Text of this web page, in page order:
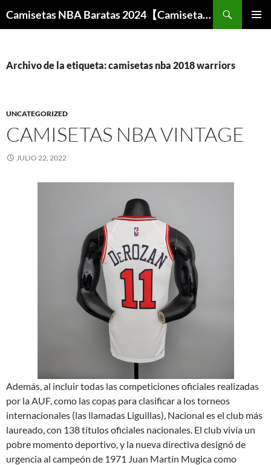
Camisetas NBA Baratas 2024【Camisetas Especiales Baloncesto】
Archivo de la etiqueta: camisetas nba 2018 warriors
UNCATEGORIZED
CAMISETAS NBA VINTAGE
JULIO 22, 2022
Además, al incluir todas las competiciones oficiales realizadas
por la AUF, como las copas para clasificar a los torneos
internacionales (las llamadas Liguillas), Nacional es el club más
laureado, con 138 títulos oficiales nacionales. El club vivía un
pobre momento deportivo, y la nueva directiva designó de
urgencia al campeón de 1971 Juan Martín Mugica como